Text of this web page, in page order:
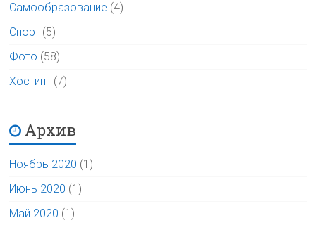
Самообразование (4)
Спорт (5)
Фото (58)
Хостинг (7)
Архив
Ноябрь 2020 (1)
Июнь 2020 (1)
Май 2020 (1)